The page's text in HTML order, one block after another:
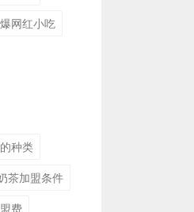
网红小吃
种类
茶加盟条件
费